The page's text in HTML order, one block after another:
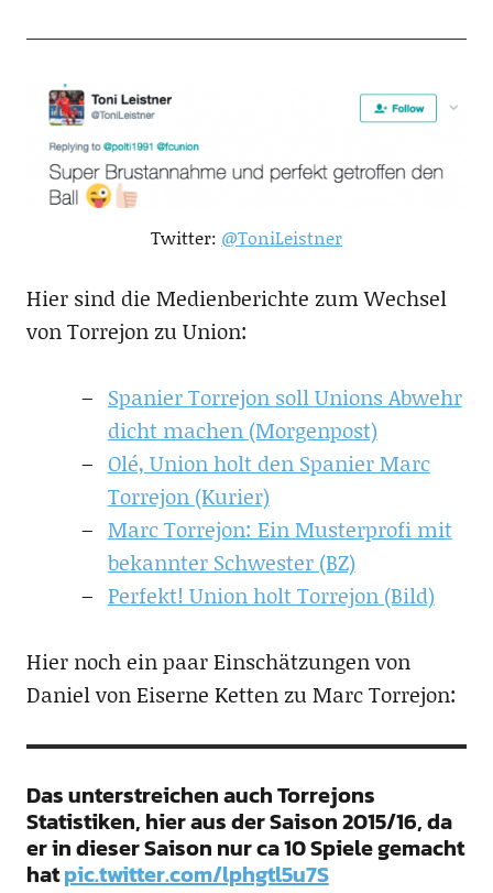
Twitter: @ToniLeistner
Hier sind die Medienberichte zum Wechsel
von Torrejon zu Union:
Spanier Torrejon soll Unions Abwehr
dicht machen (Morgenpost)
Olé, Union holt den Spanier Marc
Torrejon (Kurier)
Marc Torrejon: Ein Musterprofi mit
bekannter Schwester (BZ)
Perfekt! Union holt Torrejon (Bild)
Hier noch ein paar Einschätzungen von
Daniel von Eiserne Ketten zu Marc Torrejon:
Das unterstreichen auch Torrejons
Statistiken, hier aus der Saison 2015/16, da
er in dieser Saison nur ca 10 Spiele gemacht
hatpic.twitter.com/lphgtl5u7S